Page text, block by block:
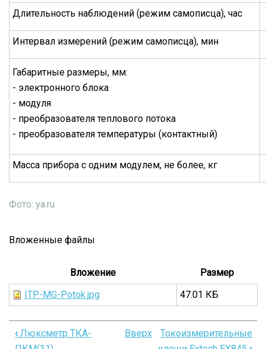
Длительность наблюдений (режим самописца), час
Интервал измерений (режим самописца), мин
Габаритные размеры, мм:
- электронного блока
- модуля
- преобразователя теплового потока
- преобразователя температуры (контактный)
Масса прибора с одним модулем, не более, кг
Фото: ya.ru
Вложенные файлы
Вложение
Размер
ITP-MG-Potok.jpg
47.01 КБ
Перекрёстные
‹ Люксметр ТКА-
Вверх
Токоизмерительные